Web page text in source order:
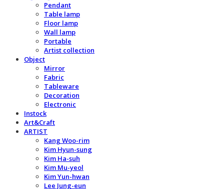
Pendant
Table lamp
Floor lamp
Wall lamp
Portable
Artist collection
Object
Mirror
Fabric
Tableware
Decoration
Electronic
Instock
Art&Craft
ARTIST
Kang Woo-rim
Kim Hyun-sung
Kim Ha-suh
Kim Mu-yeol
Kim Yun-hwan
Lee Jung-eun